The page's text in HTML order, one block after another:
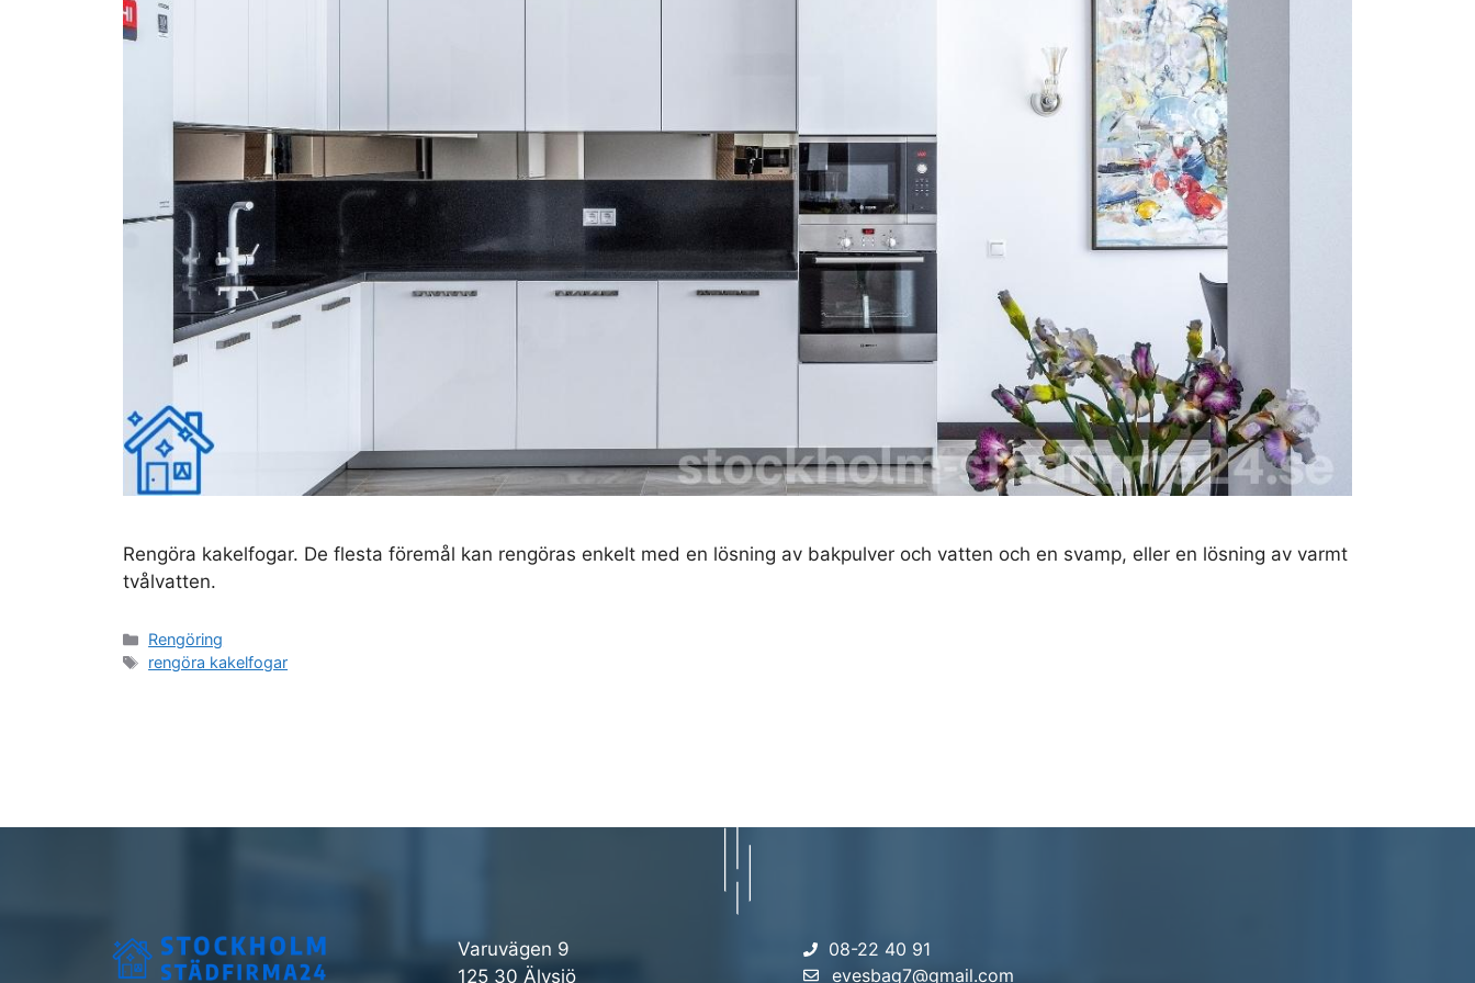
Rengöra kakelfogar. De flesta föremål kan rengöras enkelt med en lösning av bakpulver och vatten och en svamp, eller en lösning av varmt
tvålvatten.
Kategorier
Rengöring
Etiketter
rengöra kakelfogar
Varuvägen 9
125 30 Älvsjö
08-22 40 91
evesbag7@gmail.com